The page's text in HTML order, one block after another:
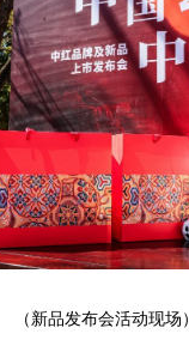
（新品发布会活动现场）